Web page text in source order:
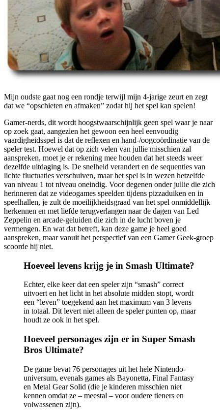
Mijn oudste gaat nog een rondje terwijl mijn 4-jarige zeurt en zegt
dat we “opschieten en afmaken” zodat hij het spel kan spelen!
Gamer-nerds, dit wordt hoogstwaarschijnlijk geen spel waar je naar
op zoek gaat, aangezien het gewoon een heel eenvoudig
vaardigheidsspel is dat de reflexen en hand-/oogcoördinatie van de
speler test. Hoewel dat op zich velen van jullie misschien zal
aanspreken, moet je er rekening mee houden dat het steeds weer
dezelfde uitdaging is. De snelheid verandert en de sequenties van
lichte fluctuaties verschuiven, maar het spel is in wezen hetzelfde
van niveau 1 tot niveau oneindig. Voor degenen onder jullie die zich
herinneren dat ze videogames speelden tijdens pizzaduiken en in
speelhallen, je zult de moeilijkheidsgraad van het spel onmiddellijk
herkennen en met liefde terugverlangen naar de dagen van Led
Zeppelin en arcade-geluiden die zich in de lucht boven je
vermengen. En wat dat betreft, kan deze game je heel goed
aanspreken, maar vanuit het perspectief van een Gamer Geek-groep
scoorde hij niet.
Hoeveel levens krijg je in Smash Ultimate?
Echter, elke keer dat een speler zijn “smash” correct
uitvoert en het licht in het absolute midden stopt, wordt
een “leven” toegekend aan het maximum van 3 levens
in totaal. Dit levert niet alleen de speler punten op, maar
houdt ze ook in het spel.
Hoeveel personages zijn er in Super Smash
Bros Ultimate?
De game bevat 76 personages uit het hele Nintendo-
universum, evenals games als Bayonetta, Final Fantasy
en Metal Gear Solid (die je kinderen misschien niet
kennen omdat ze – meestal – voor oudere tieners en
volwassenen zijn).